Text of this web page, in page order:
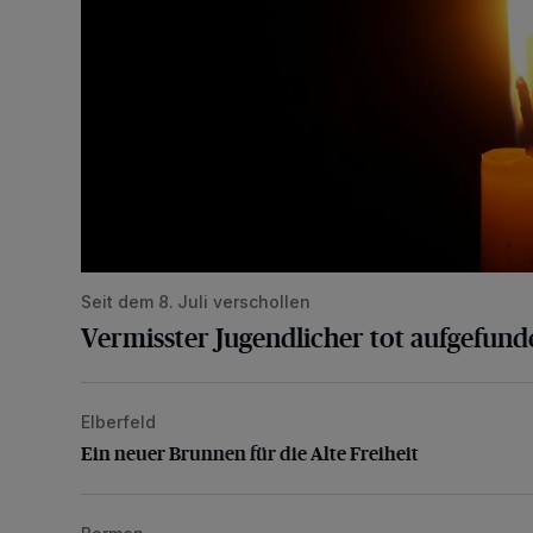
Seit dem 8. Juli verschollen
Vermisster Jugendlicher tot
Ein neuer Brunnen für die Alte Freiheit
Elberfeld
Ein neuer Brunnen für die Alte Freiheit